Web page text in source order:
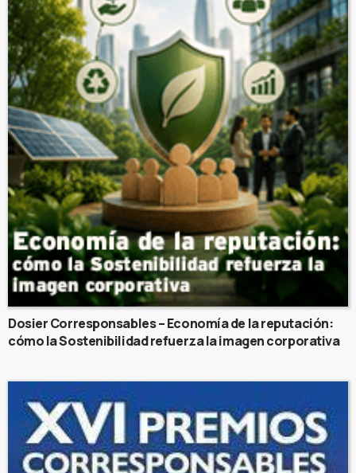
Dosier Corresponsables – Economía de la reputación:
cómo la Sostenibilidad refuerza la imagen corporativa